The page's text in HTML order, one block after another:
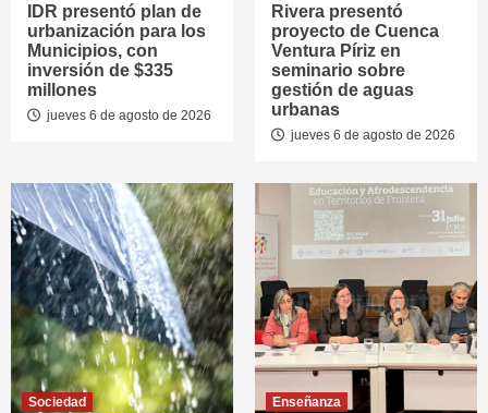
IDR presentó plan de
urbanización para los
Municipios, con
inversión de $335
millones
jueves 6 de agosto de 2026
Rivera presentó
proyecto de Cuenca
Ventura Píriz en
seminario sobre
gestión de aguas
urbanas
jueves 6 de agosto de 2026
Sociedad Enseñanza